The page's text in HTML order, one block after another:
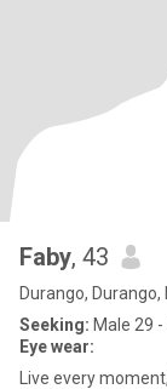
Faby, 43
Durango, Durango,
Seeking: Male 29 -
Eye wear:
Live every